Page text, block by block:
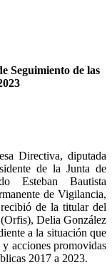
Seguimiento de las
Directiva, diputada
de la Junta de
Esteban Bautista
de Vigilancia,
de la titular del
Delia González
a la situación que
y acciones promovidas
2017 a 2023.